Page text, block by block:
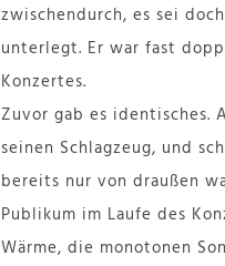
zwischendurch, es sei
unterlegt. Er war fast
Konzertes.
Zuvor gab es identisches.
seinen Schlagzeug, und
bereits nur von draußen
Publikum im Laufe des
Wärme, die monotonen